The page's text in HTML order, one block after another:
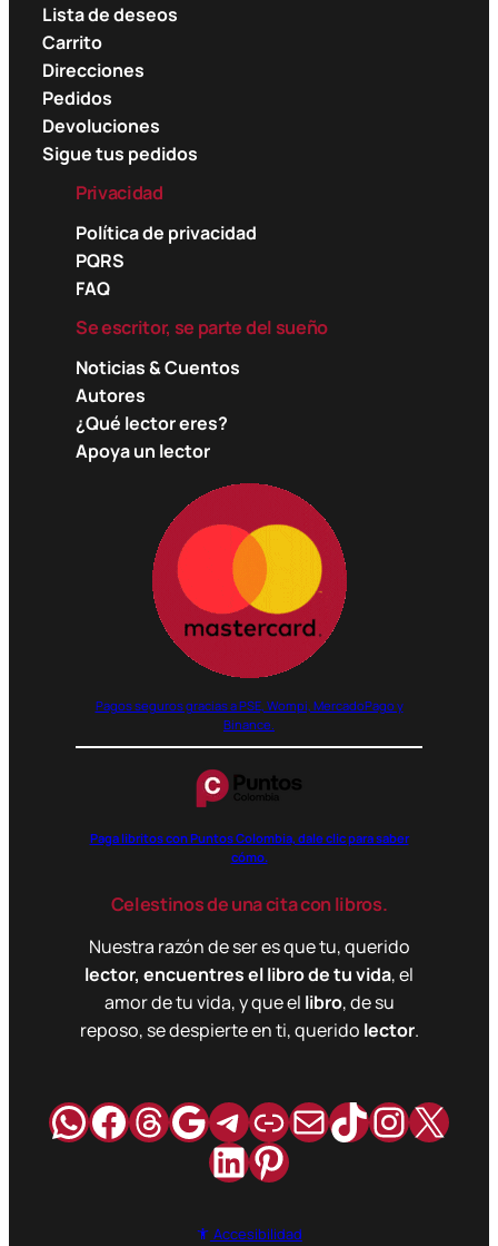
Lista de deseos
Carrito
Direcciones
Pedidos
Devoluciones
Sigue tus pedidos
Privacidad
Política de privacidad
PQRS
FAQ
Se escritor, se parte del sueño
Noticias & Cuentos
Autores
¿Qué lector eres?
Apoya un lector
Pagos seguros gracias a PSE, Wompi, MercadoPago y
Binance.
Paga libritos con Puntos Colombia, dale clic para saber
cómo.
Celestinos de una cita con libros.
Nuestra razón de ser es que tu, querido
lector, encuentres el libro de tu vida, el
amor de tu vida, y que el libro, de su
reposo, se despierte en ti, querido lector.
WhatsApp
Facebook
Hilos
Google
Telegram
Enlace
Correo
TikTok
X
LinkedIn
Pinterest
Accesibilidad